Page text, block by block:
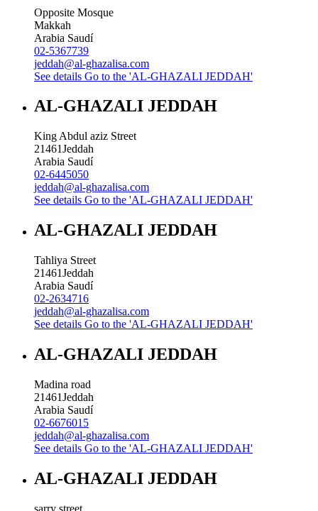
Opposite Mosque
Makkah
Arabia Saudí
02-5367739
jeddah@al-ghazalisa.com
See details Go to the 'AL-GHAZALI JEDDAH'
AL-GHAZALI JEDDAH
King Abdul aziz Street
21461Jeddah
Arabia Saudí
02-6445050
jeddah@al-ghazalisa.com
See details Go to the 'AL-GHAZALI JEDDAH'
AL-GHAZALI JEDDAH
Tahliya Street
21461Jeddah
Arabia Saudí
02-2634716
jeddah@al-ghazalisa.com
See details Go to the 'AL-GHAZALI JEDDAH'
AL-GHAZALI JEDDAH
Madina road
21461Jeddah
Arabia Saudí
02-6676015
jeddah@al-ghazalisa.com
See details Go to the 'AL-GHAZALI JEDDAH'
AL-GHAZALI JEDDAH
sarry street